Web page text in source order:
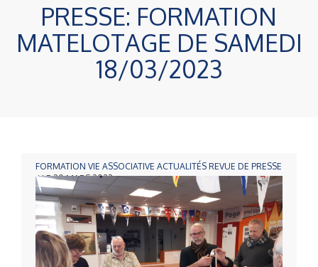
PRESSE: FORMATION
MATELOTAGE DE SAMEDI
18/03/2023
FORMATION VIE ASSOCIATIVE ACTUALITÉS REVUE DE PRESSE
/ LE 20 MARS 2023